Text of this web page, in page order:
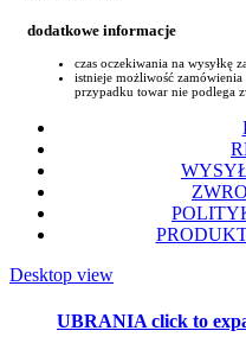
dodatkowe informacje
czas oczekiwania na wysyłkę
istnieje możliwość
przypadku towar nie podlega
Desktop view
UBRANIAclick to